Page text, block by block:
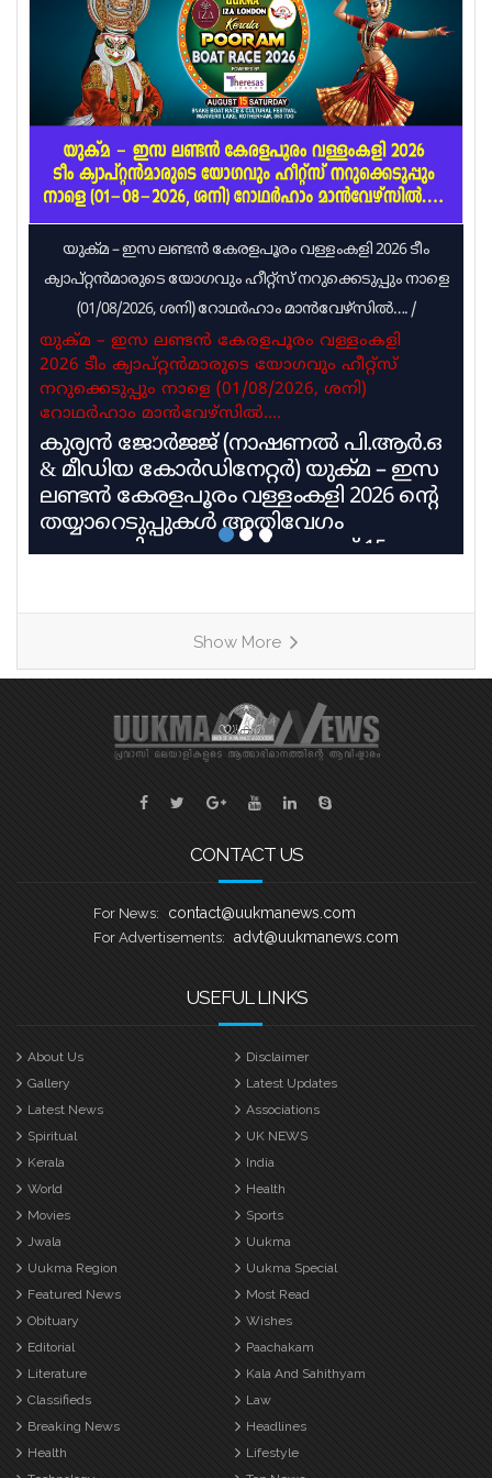
അറിയിച്ചു. കാറ്റിനും മഴയ്ക്കും സാധ്യതയുണ്ട്.
കാണാതായവർക്ക് വേണ്ടിയുള്ള തിരച്ചിൽ
ഊർജ്ജിതമായി തുടരുന്നുവെന്നും റവന്യൂ മന്ത്രി
അറിയിച്ചു. മഴയുടെ ശക്തി കുറഞ്ഞെങ്കിലും
ജാഗ്രതയോടെ തന്നെ മുന്നോട്ടു പോകണമെന്നു
റവന്യൂ മന്ത്രി
യുക്മ – ഇസ ലണ്ടൻ കേരളപൂരം വള്ളംകളി 2026 ടീം
ക്യാപ്റ്റൻമാരുടെ യോഗവും ഹീറ്റ്സ് നറുക്കെടുപ്പും നാളെ
(01/08/2026, ശനി) റോഥർഹാം മാൻവേഴ്സിൽ…. /
യുക്മ – ഇസ ലണ്ടൻ കേരളപൂരം വള്ളംകളി
2026 ടീം ക്യാപ്റ്റൻമാരുടെ യോഗവും ഹീറ്റ്സ്
നറുക്കെടുപ്പും നാളെ (01/08/2026, ശനി)
റോഥർഹാം മാൻവേഴ്സിൽ….
കുര്യൻ ജോർജജ് (നാഷണൽ പി.ആർ.ഒ
& മീഡിയ കോർഡിനേറ്റർ) യുക്മ – ഇസ
ലണ്ടൻ കേരളപൂരം വള്ളംകളി 2026 ൻ്റെ
തയ്യാറെടുപ്പുകൾ അതിവേഗം
പുരോഗമിക്കുകയാണ്. ആഗസ്റ്റ് 15
യുക്മ കേരളപൂരം വള്ളംകളിയും യുക്മ
തെരേസാസ് ഓണച്ചന്തം ‘മലയാളി
സുന്ദരി സീസൺ 2’ മത്സരവും
അനുബന്ധ കലാപരിപാടികളും ഏറ്റവും
ഭംഗിയായി നടത്തുവാനുള്ള
ഒരുക്കങ്ങളാണ് യുക്മ ദേശീയ സമിതി
അഡ്വ. എബി സെബാസ്റ്റ്യൻ, ജനറൽ
Show More
CONTACT US
For News: contact@uukmanews.com
For Advertisements: advt@uukmanews.com
USEFUL LINKS
About Us
Disclaimer
Gallery
Latest Updates
Latest News
Associations
Spiritual
UK NEWS
Kerala
India
World
Health
Movies
Sports
Jwala
Uukma
Uukma Region
Uukma Special
Featured News
Most Read
Obituary
Wishes
Editorial
Paachakam
Literature
Kala And Sahithyam
Classifieds
Law
Breaking News
Headlines
Health
Lifestyle